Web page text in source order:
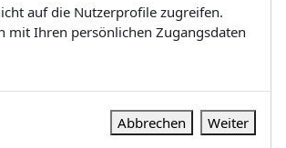
auf die Nutzerprofile zugreifen.
mit Ihren persönlichen Zugangsdaten
Abbrechen Weiter